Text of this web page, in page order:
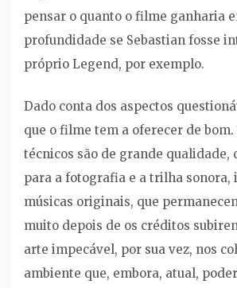
pensar o quanto o filme ganharia
profundidade se Sebastian fosse
próprio Legend, por exemplo.
Dado conta dos aspectos
que o filme tem a oferecer de bom.
técnicos são de grande qualidade,
para a fotografia e a trilha sonora,
músicas originais, que
muito depois de os créditos
arte impecável, por sua vez, nos
ambiente que, embora, atual,